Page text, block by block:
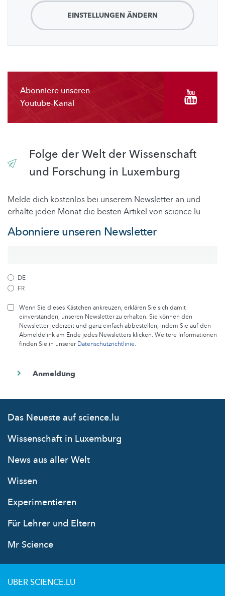
EINSTELLUNGEN ÄNDERN
Abonniere unseren
Youtube-Kanal
Folge der Welt der Wissenschaft
und Forschung in Luxemburg
Melde dich kostenlos bei unserem Newsletter an und
erhalte jeden Monat die besten Artikel von science.lu
Abonniere unseren Newsletter
DE
FR
Wenn Sie dieses Kästchen ankreuzen, erklären Sie sich damit
einverstanden, unseren Newsletter zu erhalten. Sie können den
Newsletter jederzeit und ganz einfach abbestellen, indem Sie auf den
Abmeldelink am Ende jedes Newsletters klicken. Weitere Informationen
finden Sie in unsererDatenschutzrichtlinie.
Das Neueste auf science.lu
Wissenschaft in Luxemburg
News aus aller Welt
Wissen
Experimentieren
Für Lehrer und Eltern
Mr Science
ÜBER SCIENCE.LU